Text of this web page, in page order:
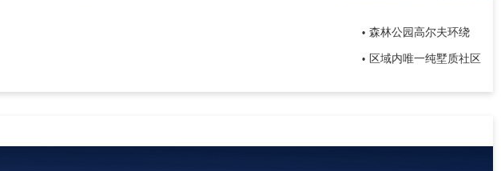
• 森林公园高尔夫环绕
• 区域内唯一纯墅质社区